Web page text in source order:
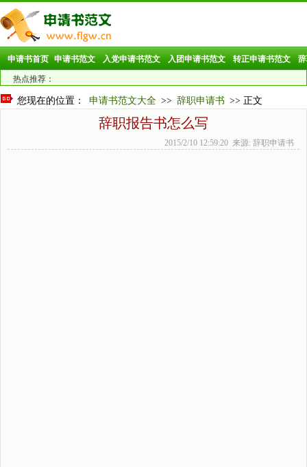
申请书首页 申请书范文 入党申请书范文 入团申请书范文 转正申请书范文
热点推荐：
您现在的位置： 申请书范文大全 >> 辞职申请书 >> 正文
辞职报告书怎么写
2015/2/10 12:59:20 来源: 辞职申请书